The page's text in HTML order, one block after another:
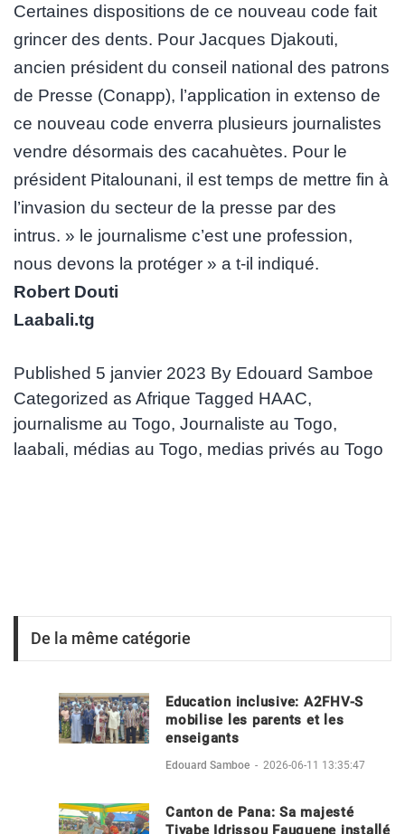
Certaines dispositions de ce nouveau code fait
grincer des dents. Pour Jacques Djakouti,
ancien président du conseil national des patrons
de Presse (Conapp), l’application in extenso de
ce nouveau code enverra plusieurs journalistes
vendre désormais des cacahuètes. Pour le
président Pitalounani, il est temps de mettre fin à
l’invasion du secteur de la presse par des
intrus. » le journalisme c’est une profession,
nous devons la protéger » a t-il indiqué.
Robert Douti
Laabali.tg
Published 5 janvier 2023 By Edouard Samboe
Categorized as Afrique Tagged HAAC,
journalisme au Togo, Journaliste au Togo,
laabali, médias au Togo, medias privés au Togo
De la même catégorie
Education inclusive: A2FHV-S
mobilise les parents et les
enseigants
Edouard Samboe - 2026-06-11 13:35:47
Canton de Pana: Sa majesté
Tiyabe Idrissou Fauguene installé